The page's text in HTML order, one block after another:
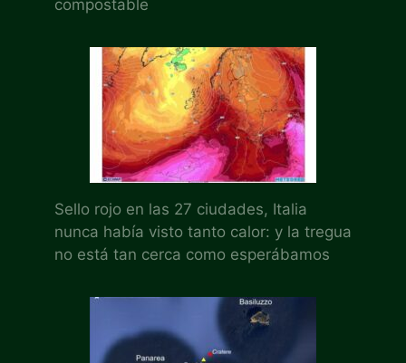
compostable
Sello rojo en las 27 ciudades, Italia
nunca había visto tanto calor: y la tregua
no está tan cerca como esperábamos